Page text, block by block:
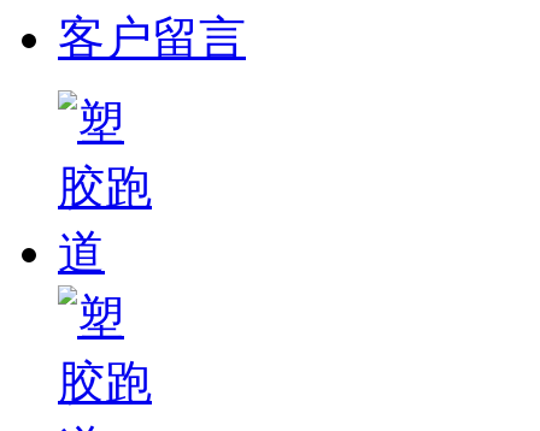
客户留言